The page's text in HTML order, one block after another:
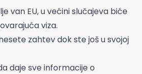
van EU, u većini slučajeva biće
viza.
zahtev dok ste još u svojoj
daje sve informacije o